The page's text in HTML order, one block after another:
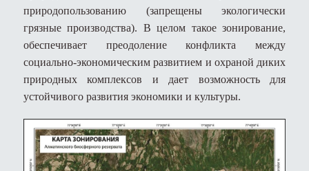
природопользованию (запрещены экологически
грязные производства). В целом такое зонирование,
обеспечивает преодоление конфликта между
социально-экономическим развитием и охраной диких
природных комплексов и дает возможность для
устойчивого развития экономики и культуры.